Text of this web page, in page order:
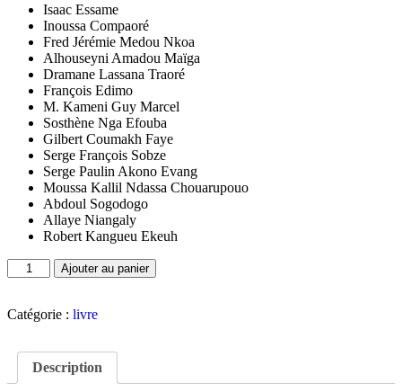
Isaac Essame
Inoussa Compaoré
Fred Jérémie Medou Nkoa
Alhouseyni Amadou Maïga
Dramane Lassana Traoré
François Edimo
M. Kameni Guy Marcel
Sosthène Nga Efouba
Gilbert Coumakh Faye
Serge François Sobze
Serge Paulin Akono Evang
Moussa Kallil Ndassa Chouarupouo
Abdoul Sogodogo
Allaye Niangaly
Robert Kangueu Ekeuh
Ajouter au panier
Catégorie : livre
Description